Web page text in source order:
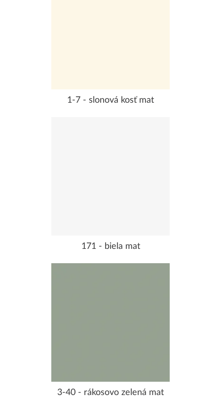
1-7 - slonová kosť mat
171 - biela mat
3-40 - rákosovo zelená mat